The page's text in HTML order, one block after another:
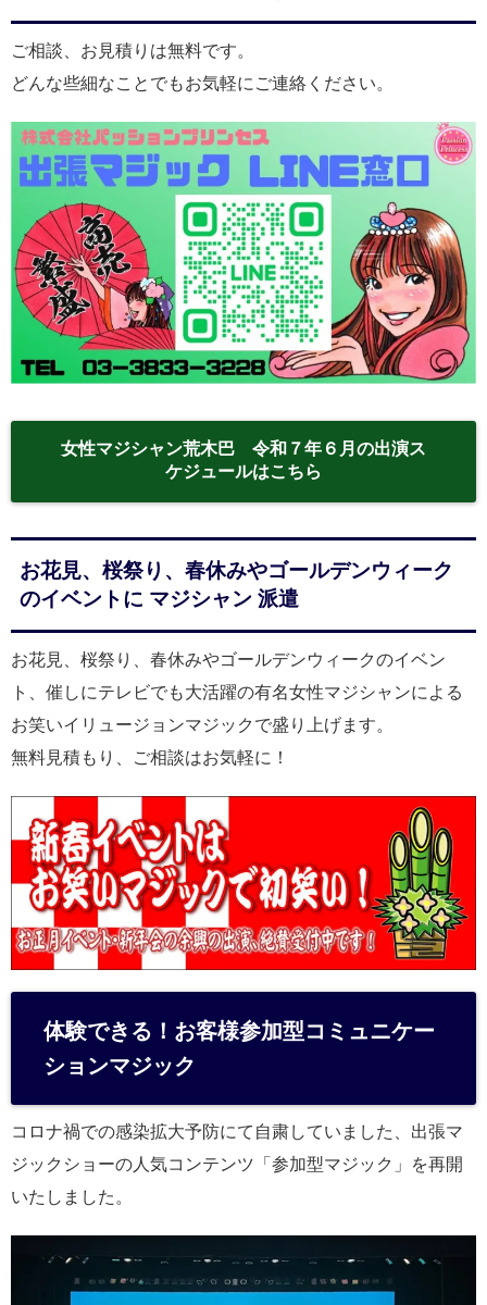
ご相談、お見積りは無料です。
どんな些細なことでもお気軽にご連絡ください。
女性マジシャン荒木巴 令和７年６月の出演ス
ケジュールはこちら
お花見、桜祭り、春休みやゴールデンウィーク
のイベントに マジシャン 派遣
お花見、桜祭り、春休みやゴールデンウィークのイベン
ト、催しにテレビでも大活躍の有名女性マジシャンによる
お笑いイリュージョンマジックで盛り上げます。
無料見積もり、ご相談はお気軽に！
体験できる！お客様参加型コミュニケー
ションマジック
コロナ禍での感染拡大予防にて自粛していました、出張マ
ジックショーの人気コンテンツ「参加型マジック」を再開
いたしました。